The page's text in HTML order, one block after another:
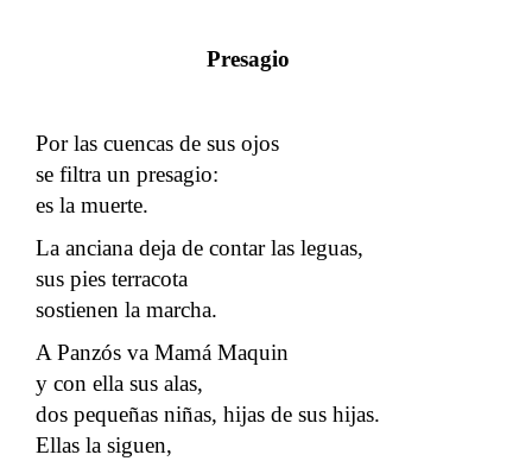
Presagio
Por las cuencas de sus ojos
se filtra un presagio:
es la muerte.
La anciana deja de contar las leguas,
sus pies terracota
sostienen la marcha.
A Panzós va Mamá Maquin
y con ella sus alas,
dos pequeñas niñas, hijas de sus hijas.
Ellas la siguen,